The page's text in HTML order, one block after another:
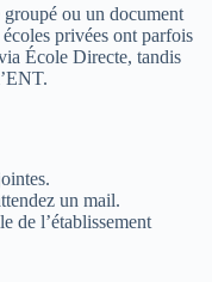
ou un document
privées ont parfois
École Directe, tandis
un mail.
de l’établissement